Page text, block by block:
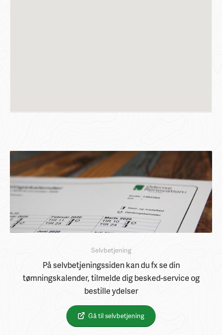
Selvbetjening
På selvbetjeningssiden kan du fx se din
tømningskalender, tilmelde dig besked-service og
bestille ydelser
Gå til selvbetjening